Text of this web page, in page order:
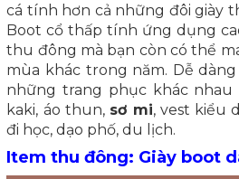
cá tính hơn cả những đôi giày
Boot cổ thấp tính ứng dụng
thu đông mà bạn còn có thể
mùa khác trong năm. Dễ
những trang phục khác nhau
kaki, áo thun, sơ mi, vest kiểu
đi học, dạo phố, du lịch.
Item thu đông: Giày boot